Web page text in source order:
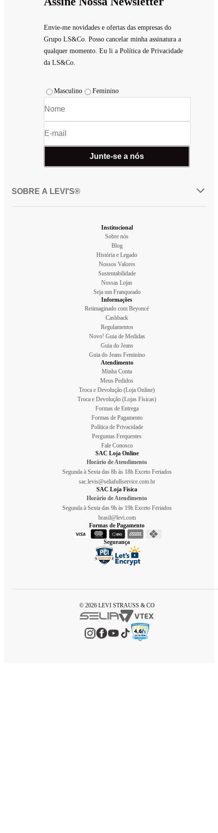
Envie-me novidades e ofertas das empresas do
Grupo LS&Co. Posso cancelar minha assinatura a
qualquer momento. Eu li a Política de Privacidade
da LS&Co.
Masculino Feminino
Junte-se a nós
SOBRE A LEVI'S®
Institucional
Sobre nós
Blog
História e Legado
Nossos Valores
Sustentabilidade
Nossas Lojas
Seja um Franqueado
Informações
Reiimaginado com Beyoncé
Cashback
Regulamentos
Novo! Guia de Medidas
Guia do Jeans
Guia do Jeans Feminino
Atendimento
Minha Conta
Meus Pedidos
Troca e Devolução (Loja Online)
Troca e Devolução (Lojas Físicas)
Formas de Entrega
Formas de Pagamento
Política de Privacidade
Perguntas Frequentes
Fale Conosco
SAC Loja Online
Horário de Atendimento
Segunda à Sexta das 8h às 18h Exceto Feriados
sac.levis@seliafullservice.com.br
SAC Loja Física
Horário de Atendimento
Segunda à Sexta das 9h às 19h Exceto Feriados
brasil@levi.com
Formas de Pagamento
Segurança
© 2026 LEVI STRAUSS & CO